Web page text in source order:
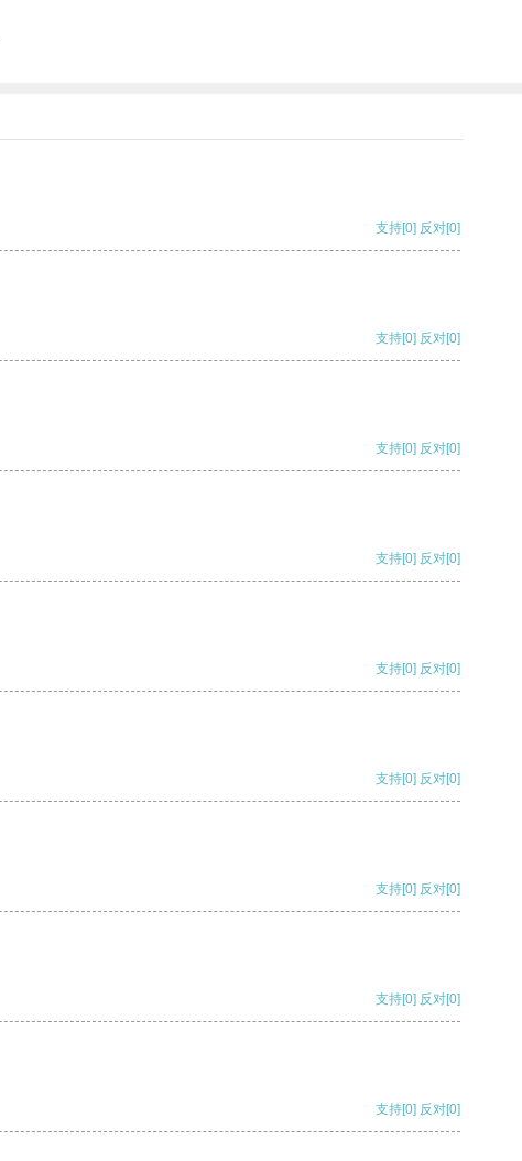
支持[0] 反对[0]
支持[0] 反对[0]
支持[0] 反对[0]
支持[0] 反对[0]
支持[0] 反对[0]
支持[0] 反对[0]
支持[0] 反对[0]
支持[0] 反对[0]
支持[0] 反对[0]